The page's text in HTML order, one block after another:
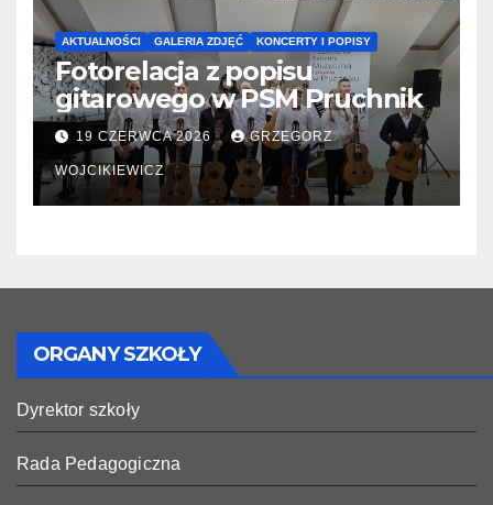
AKTUALNOŚCI GALERIA ZDJĘĆ KONCERTY I POPISY
Fotorelacja z popisu
gitarowego w PSM Pruchnik
19 CZERWCA 2026 GRZEGORZ
WOJCIKIEWICZ
ORGANY SZKOŁY
Dyrektor szkoły
Rada Pedagogiczna